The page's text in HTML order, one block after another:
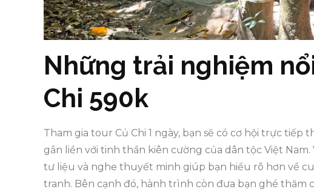
Những trải nghiệm
Chi 590k
Tham gia tour Củ Chi 1 ngày, bạn sẽ có cơ hội trực
gắn liền với tinh thần kiên cường của dân tộc Việt
tư liệu và nghe thuyết minh giúp bạn hiểu rõ hơn về
tranh. Bên cạnh đó, hành trình còn đưa bạn ghé thăm